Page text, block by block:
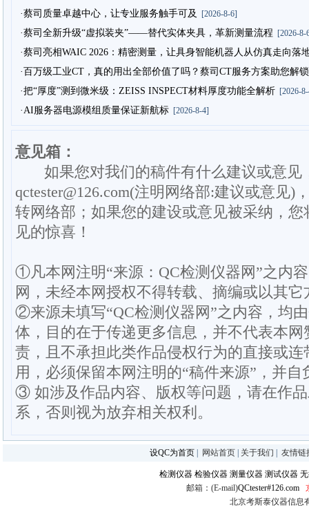
·蔡司质量卓越中心，让专业服务触手可及 [2026-8-6]
·蔡司全新升级“虚拟装夹”——替代实体夹具，革新测量流程 [2026-8-
·蔡司亮相WAIC 2026：精密测量，让具身智能机器人从仿真走向落
·百万级工业CT，真的用出全部价值了吗？蔡司CT服务方案助您解
·把“厚度”测到微米级：ZEISS INSPECT材料厚度功能全解析[2026-8-
·AI服务器电源模组质量保证新航标[2026-8-4]
意见箱：
如果您对我们的稿件有什么建议或意见
qctester@126.com(注明网络部:建议或意见)
转网络部；如果您的建设或意见被采纳，
见的惊喜！
①凡本网注明“来源：QC检测仪器网”之内
网，未经本网授权不得转载、摘编或以其它
②来源未填写“QC检测仪器网”之内容，均
体，目的在于传递更多信息，并不代表本
责，且不承担此类作品侵权行为的直接或
用，必须保留本网注明的“稿件来源”，并
③ 如涉及作品内容、版权等问题，请在作
系，否则视为放弃相关权利。
设QC为首页 网站首页 关于我们 友情链
检测仪器 检验仪器 测量仪器 测试仪器
邮箱：(E-mail)QCtester#126.com
北京考斯泰仪器信息